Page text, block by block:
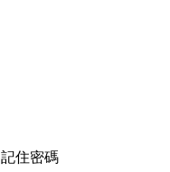
記住密碼